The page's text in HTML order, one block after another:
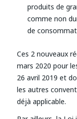
produits de
comme non
de
Ces 2 nouveaux
mars 2020 pour
26 avril 2019 et
les autres
déjà applicable.